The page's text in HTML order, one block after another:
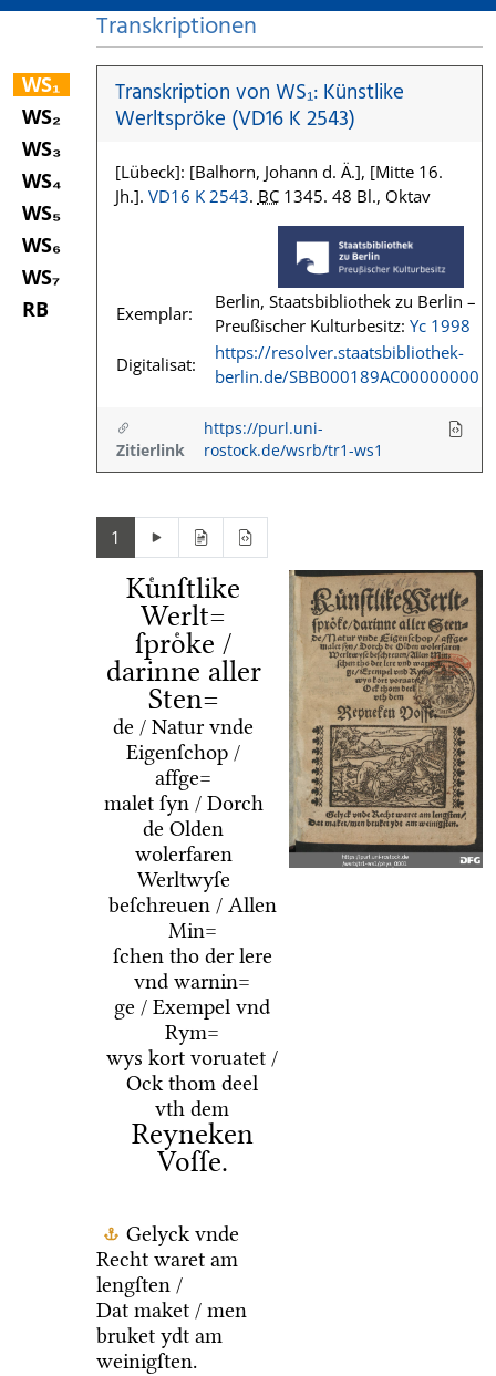
WS₁
WS₂
WS₃
WS₄
WS₅
WS₆
WS₇
RB
Transkriptionen
Transkription von WS₁: Künstlike
Werltspröke (VD16 K 2543)
[Lübeck]: [Balhorn, Johann d. Ä.], [Mitte 16.
Jh.]. VD16 K 2543. BC1345. 48 Bl., Oktav
Exemplar:
Berlin, Staatsbibliothek zu Berlin –
Preußischer Kulturbesitz: Yc 1998
Digitalisat:
https://resolver.staatsbibliothek-
berlin.de/SBB000189AC00000000
Zitierlink
https://purl.uni-
rostock.de/wsrb/tr1-ws1
1
Kuͤnſtlike
Werlt=
ſproͤke /
darinne aller
Sten=
de / Natur vnde
Eigenſchop /
affge=
malet ſyn / Dorch
de Olden
wolerfaren
Werltwyſe
beſchreuen / Allen
Min=
ſchen tho der lere
vnd warnin=
ge / Exempel vnd
Rym=
wys kort voruatet /
Ock thom deel
vth dem
Reyneken
Voſſe.
Gelyck vnde
Recht waret am
lengſten /
Dat maket / men
bruket ydt am
weinigſten.